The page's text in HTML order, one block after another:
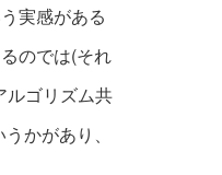
実感がある
のでは(それ
ルゴリズム共
かがあり、